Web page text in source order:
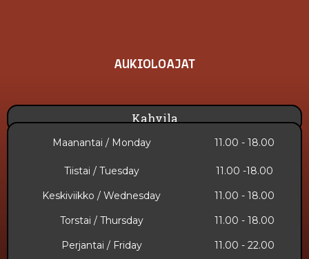
AUKIOLOAJAT
Kahvila
Maanantai / Monday 11.00 - 18.00
Tiistai / Tuesday
11.00 -18.00
Keskiviikko / Wednesday
11.00 - 18.00
Torstai / Thursday
11.00 - 18.00
Perjantai / Friday
11.00 - 22.00